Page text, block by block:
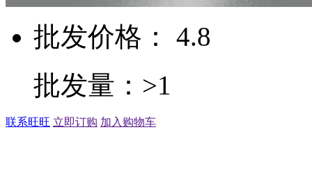
批发价格： 4.8
批发量：>1
联系旺旺 立即订购 加入购物车